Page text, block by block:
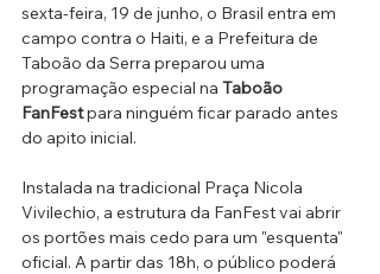
sexta-feira, 19 de junho, o Brasil entra em
campo contra o Haiti, e a Prefeitura de
Taboão da Serra preparou uma
programação especial na Taboão
FanFest para ninguém ficar parado antes
do apito inicial.
Instalada na tradicional Praça Nicola
Vivilechio, a estrutura da FanFest vai abrir
os portões mais cedo para um "esquenta"
oficial. A partir das 18h, o público poderá